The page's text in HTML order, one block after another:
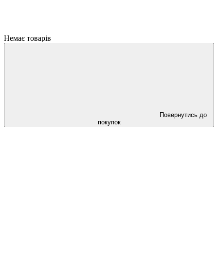
Немає товарів
Повернутись до
покупок